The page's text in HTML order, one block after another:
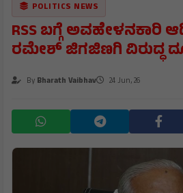
POLITICS NEWS
RSS ಬಗ್ಗೆ
ರಮೇಶ್ ಜಿಗಜಿಣಗಿ ವಿರುದ್ಧ
By Bharath Vaibhav 24 Jun, 26